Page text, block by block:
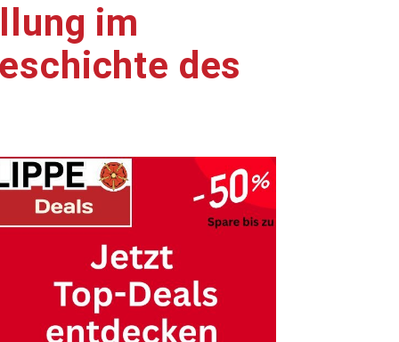
im
des